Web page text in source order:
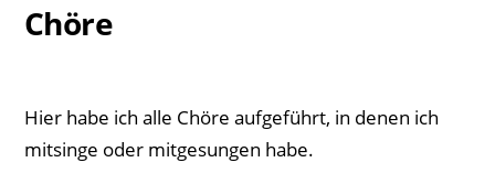
Chöre
Hier habe ich alle Chöre aufgeführt, in denen ich
mitsinge oder mitgesungen habe.